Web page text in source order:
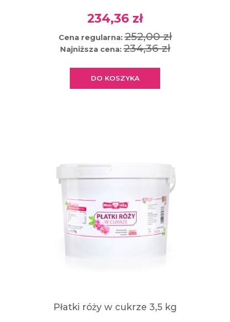
234,36 zł
Cena regularna:252,00 zł
Najniższa cena:234,36 zł
DO KOSZYKA
Płatki róży w cukrze 3,5 kg